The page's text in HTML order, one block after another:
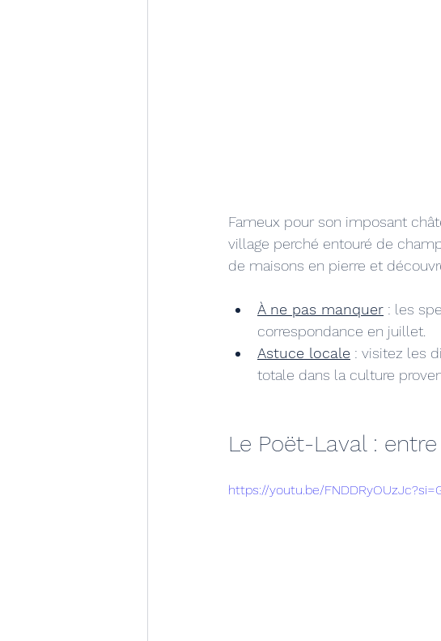
Fameux pour son imposant
village perché entouré de
de maisons en pierre et
À ne pas manquer : les
correspondance en juillet.
Astuce locale : visitez les
totale dans la culture
Le Poët-Laval :
https://youtu.be/